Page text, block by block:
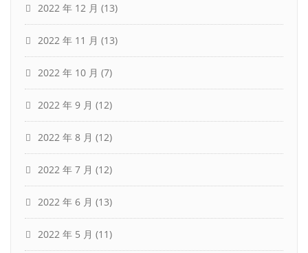
2022 年 12 月 (13)
2022 年 11 月 (13)
2022 年 10 月 (7)
2022 年 9 月 (12)
2022 年 8 月 (12)
2022 年 7 月 (12)
2022 年 6 月 (13)
2022 年 5 月 (11)